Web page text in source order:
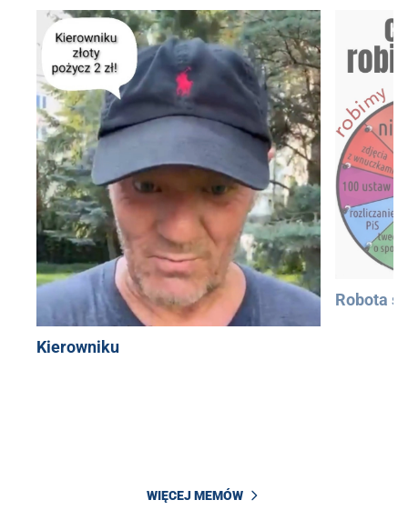
Kierowniku
Robota
WIĘCEJ MEMÓW